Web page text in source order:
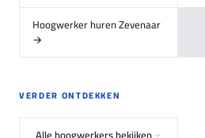
Hoogwerker huren Zevenaar
→
VERDER ONTDEKKEN